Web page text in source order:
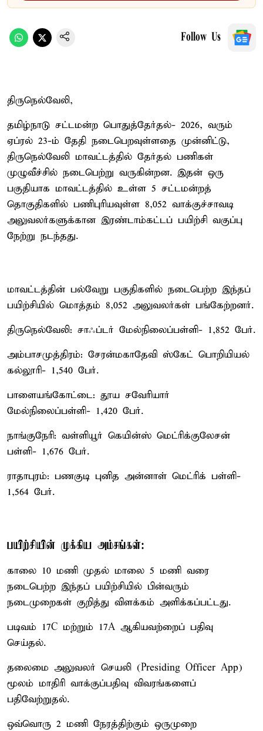
Follow Us
திருநெல்வேலி,
தமிழ்நாடு சட்டமன்ற பொதுத்தேர்தல்- 2026, வரும்
ஏப்ரல் 23-ம் தேதி நடைபெறவுள்ளதை முன்னிட்டு,
திருநெல்வேலி மாவட்டத்தில் தேர்தல் பணிகள்
முழுவீச்சில் நடைபெற்று வருகின்றன. இதன் ஒரு
பகுதியாக மாவட்டத்தில் உள்ள 5 சட்டமன்றத்
தொகுதிகளில் பணிபுரியவுள்ள 8,052 வாக்குச்சாவடி
அலுவலர்களுக்கான இரண்டாம்கட்டப் பயிற்சி வகுப்பு
நேற்று நடந்தது.
மாவட்டத்தின் பல்வேறு பகுதிகளில் நடைபெற்ற இந்தப்
பயிற்சியில் மொத்தம் 8,052 அலுவலர்கள் பங்கேற்றனர்.
திருநெல்வேலி: சாஃப்டர் மேல்நிலைப்பள்ளி- 1,852 பேர்.
அம்பாசமுத்திரம்: சேரன்மகாதேவி ஸ்கேட் பொறியியல்
கல்லூரி- 1,540 பேர்.
பாளையங்கோட்டை: தூய சவேரியார்
மேல்நிலைப்பள்ளி- 1,420 பேர்.
நாங்குநேரி: வள்ளியூர் கெயின்ஸ் மெட்ரிக்குலேசன்
பள்ளி- 1,676 பேர்.
ராதாபுரம்: பணகுடி புனித அன்னாள் மெட்ரிக் பள்ளி-
1,564 பேர்.
பயிற்சியின் முக்கிய அம்சங்கள்:
காலை 10 மணி முதல் மாலை 5 மணி வரை
நடைபெற்ற இந்தப் பயிற்சியில் பின்வரும்
நடைமுறைகள் குறித்து விளக்கம் அளிக்கப்பட்டது.
படிவம் 17C மற்றும் 17A ஆகியவற்றைப் பதிவு
செய்தல்.
தலைமை அலுவலர் செயலி (Presiding Officer App)
மூலம் மாதிரி வாக்குப்பதிவு விவரங்களைப்
பதிவேற்றுதல்.
ஒவ்வொரு 2 மணி நேரத்திற்கும் ஒருமுறை